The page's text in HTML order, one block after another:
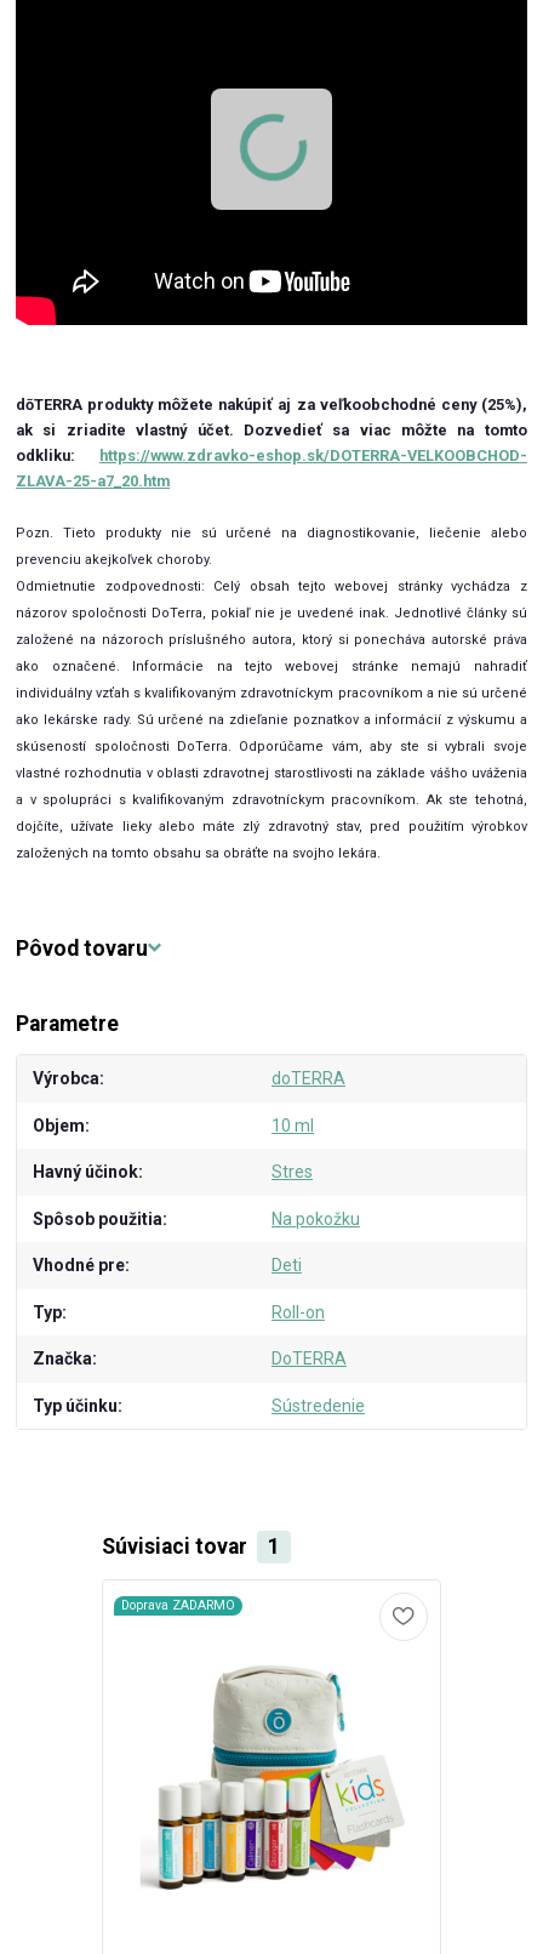
dōTERRA produkty môžete nakúpiť aj za veľkoobchodné ceny (25%),
ak si zriadite vlastný účet. Dozvedieť sa viac môžte na tomto
odkliku:
https://www.zdravko-eshop.sk/DOTERRA-VELKOOBCHOD-
ZLAVA-25-a7_20.htm
Pozn. Tieto produkty nie sú určené na diagnostikovanie, liečenie alebo
prevenciu akejkoľvek choroby.
Odmietnutie zodpovednosti: Celý obsah tejto webovej stránky vychádza z
názorov spoločnosti DoTerra, pokiaľ nie je uvedené inak. Jednotlivé články sú
založené na názoroch príslušného autora, ktorý si ponecháva autorské práva
ako označené. Informácie na tejto webovej stránke nemajú nahradiť
individuálny vzťah s kvalifikovaným zdravotníckym pracovníkom a nie sú určené
ako lekárske rady. Sú určené na zdieľanie poznatkov a informácií z výskumu a
skúseností spoločnosti DoTerra. Odporúčame vám, aby ste si vybrali svoje
vlastné rozhodnutia v oblasti zdravotnej starostlivosti na základe vášho uváženia
a v spolupráci s kvalifikovaným zdravotníckym pracovníkom. Ak ste tehotná,
dojčíte, užívate lieky alebo máte zlý zdravotný stav, pred použitím výrobkov
založených na tomto obsahu sa obráťte na svojho lekára.
Pôvod tovaru
Parametre
Výrobca doTERRA
Objem 10 ml
Havný účinok Stres
Spôsob použitia Na pokožku
Vhodné pre Deti
Typ Roll-on
Značka DoTERRA
Typ účinku Sústredenie
Súvisiaci tovar 1
Doprava ZADARMO